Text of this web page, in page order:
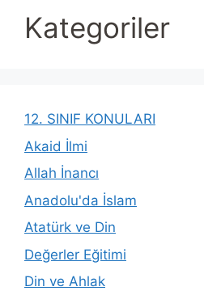
Kategoriler
12. SINIF KONULARI
Akaid İlmi
Allah İnancı
Anadolu'da İslam
Atatürk ve Din
Değerler Eğitimi
Din ve Ahlak